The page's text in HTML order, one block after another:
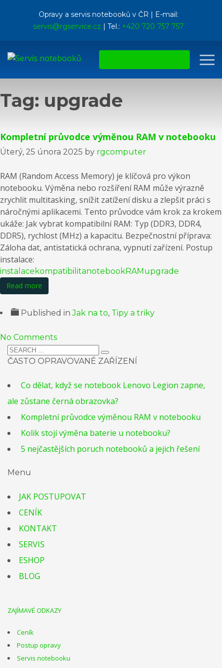
Opravy a servis notebooků v ČR | E-mail:
servis@rgservice.cz | Tel.: +420 720 757 757
Tag: upgrade
Kompletní průvodce výměnou RAM v notebooku
Úterý, 25 února 2025 by rgcomputer
RAM (Random Access Memory) je klíčová pro výkon
notebooku. Výměna nebo rozšíření RAM může výrazně
zrychlit multitasking, snížit zatížení disku a zlepšit práci s
náročnými aplikacemi. Tento průvodce vám krok za krokem
ukáže: Jak vybrat kompatibilní RAM: Typ (DDR3, DDR4,
DDR5), rychlost (MHz) a kapacitu. Bezpečnostní příprava:
Záloha dat, antistatická ochrana, vypnutí zařízení. Postup
instalace:
instalace kompatibilitanotebookRAM upgrade
Read more
Published in Jak na to, Tipy a triky
No Comments
ČASTO OPRAVOVANÉ ZAŘÍZENÍ
Co dělat, když se notebook Lenovo Legion zapne,
ale zůstane černá obrazovka?
Kompletní průvodce výměnou RAM v notebooku
Kolik stojí výměna baterie u notebooku?
5 nejčastějších poruch notebooků a jejich řešení
Menu
JAK POSTUPOVAT
CENÍK
KONTAKT
SERVIS
ESHOP
BLOG
ZAJÍMAVÉ ODKAZY
Ceník
Postup opravy
Servis notebooku